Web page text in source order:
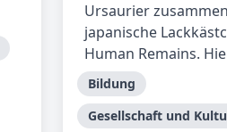
Ursaurier
japanische
Human Remains.
Bildung
Gesellschaft und